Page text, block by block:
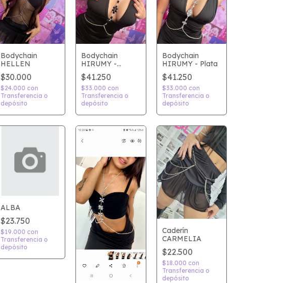
Bodychain
HELLEN
$30.000
$24.000 con
Transferencia o
depósito
Bodychain
HIRUMY -
Negro
$41.250
$33.000 con
Transferencia o
depósito
Bodychain
HIRUMY - Plata
$41.250
$33.000 con
Transferencia o
depósito
ALBA
$23.750
$19.000 con
Transferencia o
depósito
Caderín
CARMELIA
$22.500
$18.000 con
Transferencia o
depósito